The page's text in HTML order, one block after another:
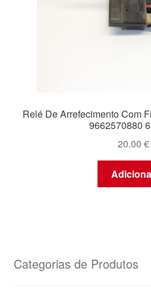
Relé De Arrefecimento Com
9662570880
20.00 €
Categorias de Produtos